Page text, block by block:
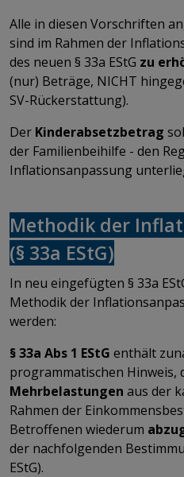
Alle in diesen Vorschriften
sind im Rahmen der
des neuen § 33a EStG zu
(nur) Beträge, NICHT
SV-Rückerstattung).
Der Kinderabsetzbetrag
der Familienbeihilfe - den
Inflationsanpassung
Methodik der
(§ 33a EStG)
In neu eingefügten § 33a
Methodik der
werden:
§ 33a Abs 1 EStG enthält
programmatischen Hinweis,
Mehrbelastungen aus der
Rahmen der
Betroffenen wiederum
der nachfolgenden
EStG).